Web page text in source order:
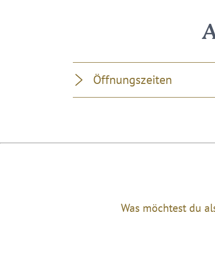
Öffnungszeiten
Was möchtest du